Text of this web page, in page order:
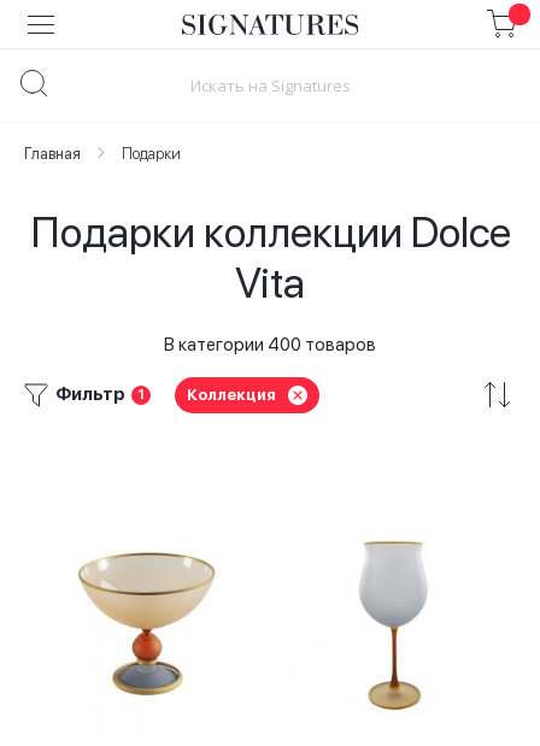
Skip
to
Главная Подарки
Подарки коллекции Dolce
Vita
В категории 400 товаров
Фильтр 1 Коллекция